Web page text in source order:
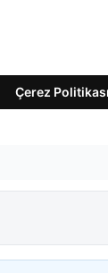
Çerez Politikası